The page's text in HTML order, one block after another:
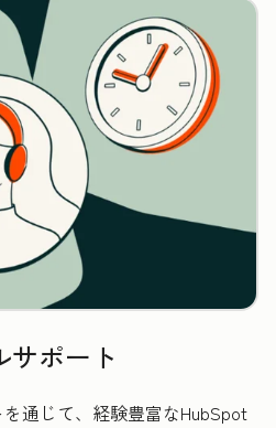
サポート
通じて、経験豊富なHubSpot